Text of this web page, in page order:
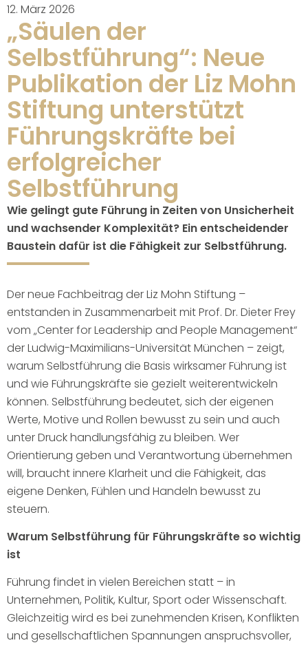
12. März 2026
„Säulen der
Selbstführung“: Neue
Publikation der Liz Mohn
Stiftung unterstützt
Führungskräfte bei
erfolgreicher
Selbstführung
Wie gelingt gute Führung in Zeiten von Unsicherheit
und wachsender Komplexität? Ein entscheidender
Baustein dafür ist die Fähigkeit zur Selbstführung.
Der neue Fachbeitrag der Liz Mohn Stiftung –
entstanden in Zusammenarbeit mit Prof. Dr. Dieter Frey
vom „Center for Leadership and People Management“
der Ludwig-Maximilians-Universität München – zeigt,
warum Selbstführung die Basis wirksamer Führung ist
und wie Führungskräfte sie gezielt weiterentwickeln
können. Selbstführung bedeutet, sich der eigenen
Werte, Motive und Rollen bewusst zu sein und auch
unter Druck handlungsfähig zu bleiben. Wer
Orientierung geben und Verantwortung übernehmen
will, braucht innere Klarheit und die Fähigkeit, das
eigene Denken, Fühlen und Handeln bewusst zu
steuern.
Warum Selbstführung für Führungskräfte so wichtig
ist
Führung findet in vielen Bereichen statt – in
Unternehmen, Politik, Kultur, Sport oder Wissenschaft.
Gleichzeitig wird es bei zunehmenden Krisen, Konflikten
und gesellschaftlichen Spannungen anspruchsvoller,